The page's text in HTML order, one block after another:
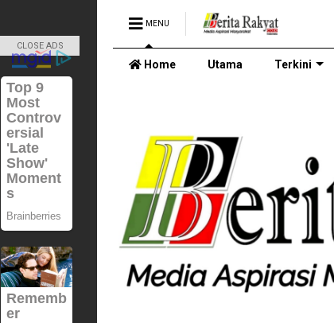
MENU
Home Utama Terkini
CLOSE ADS